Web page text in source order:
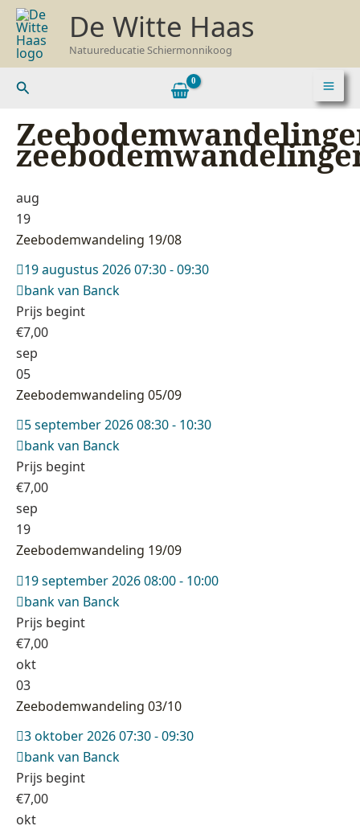
naar
inhoud
De Witte Haas
Natuureducatie Schiermonnikoog
Zoeken
aug
19
Zeebodemwandeling 19/08
19 augustus 2026 07:30 - 09:30
bank van Banck
Prijs begint
€7,00
sep
05
Zeebodemwandeling 05/09
5 september 2026 08:30 - 10:30
bank van Banck
Prijs begint
€7,00
sep
19
Zeebodemwandeling 19/09
19 september 2026 08:00 - 10:00
bank van Banck
Prijs begint
€7,00
okt
03
Zeebodemwandeling 03/10
3 oktober 2026 07:30 - 09:30
bank van Banck
Prijs begint
€7,00
okt